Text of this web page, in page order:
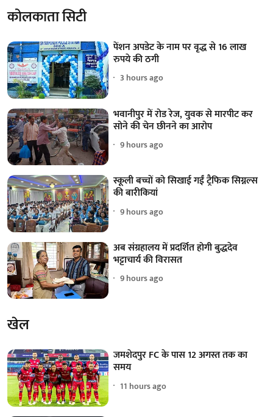
कोलकाता सिटी
पेंशन अपडेट के नाम पर वृद्ध से 16 लाख
रुपये की ठगी
3 hours ago
भवानीपुर में रोड रेज, युवक से मारपीट कर
सोने की चेन छीनने का आरोप
9 hours ago
स्कूली बच्चों को सिखाई गईं ट्रैफिक सिग्नल्स
की बारीकियां
9 hours ago
अब संग्रहालय में प्रदर्शित होगी बुद्धदेव
भट्टाचार्य की विरासत
9 hours ago
खेल
जमशेदपुर FC के पास 12 अगस्त तक का
समय
11 hours ago